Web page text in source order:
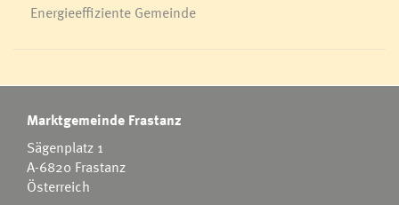
Energieeffiziente Gemeinde
Marktgemeinde Frastanz
Sägenplatz 1
A-6820 Frastanz
Österreich